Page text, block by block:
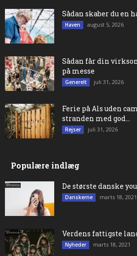
Sådan skaber du en
Haven august 5, 2026
Sådan får din
på messe
Generelt juli 31, 2026
Ferie på Als uden
stranden med god...
Rejser juli 31, 2026
Populære indlæg
De største danske
Danskerne marts 18, 2021
Verdens fattigste
Nyheder marts 18, 2021